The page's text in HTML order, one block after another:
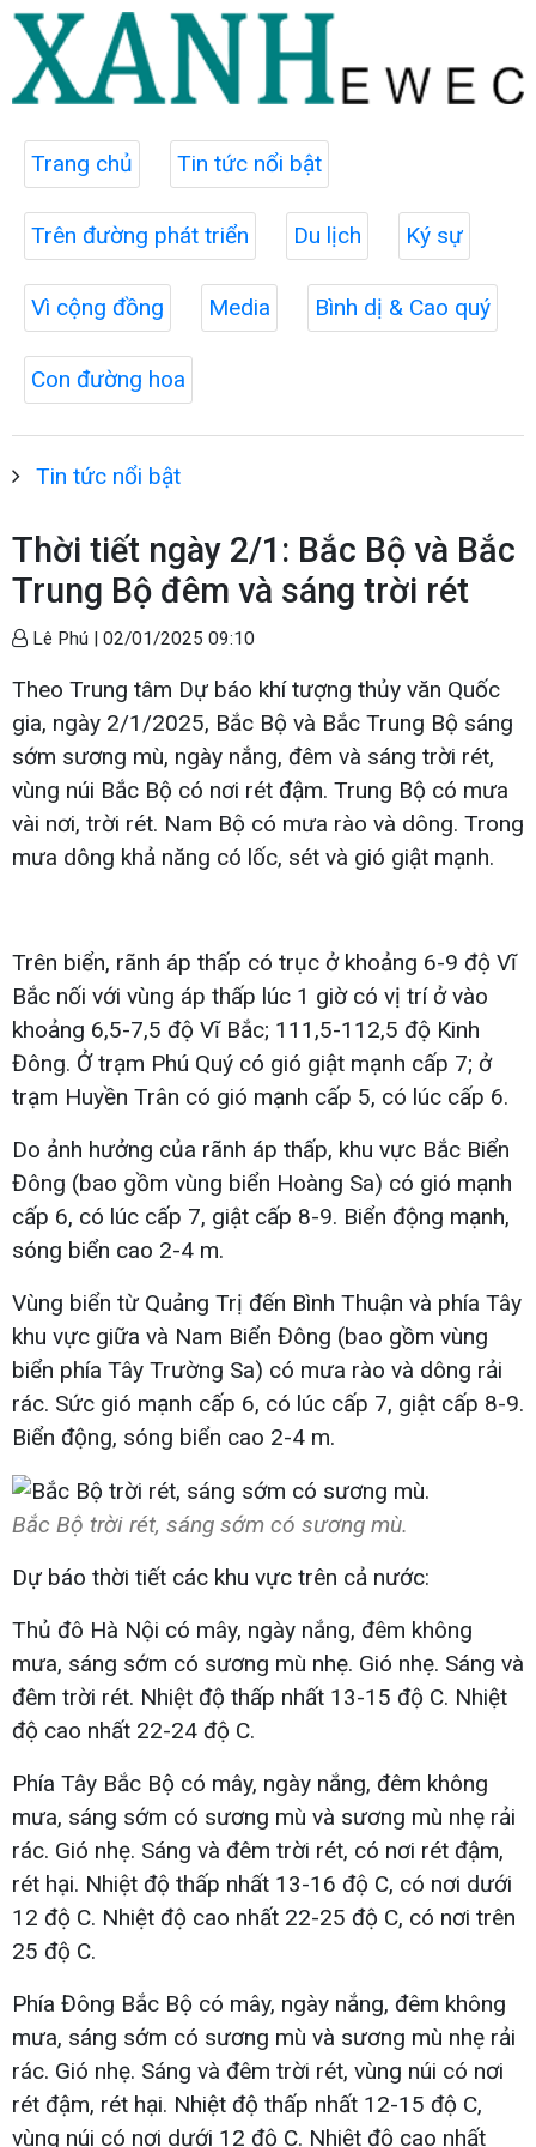
Trang chủ Tin tức nổi bật
Trên đường phát triển Du lịch Ký sự
Vì cộng đồng Media Bình dị & Cao quý
Con đường hoa
Tin tức nổi bật
Thời tiết ngày 2/1: Bắc Bộ và Bắc
Trung Bộ đêm và sáng trời rét
Lê Phú | 02/01/2025 09:10
Theo Trung tâm Dự báo khí tượng thủy văn Quốc
gia, ngày 2/1/2025, Bắc Bộ và Bắc Trung Bộ sáng
sớm sương mù, ngày nắng, đêm và sáng trời rét,
vùng núi Bắc Bộ có nơi rét đậm. Trung Bộ có mưa
vài nơi, trời rét. Nam Bộ có mưa rào và dông. Trong
mưa dông khả năng có lốc, sét và gió giật mạnh.
Trên biển, rãnh áp thấp có trục ở khoảng 6-9 độ Vĩ
Bắc nối với vùng áp thấp lúc 1 giờ có vị trí ở vào
khoảng 6,5-7,5 độ Vĩ Bắc; 111,5-112,5 độ Kinh
Đông. Ở trạm Phú Quý có gió giật mạnh cấp 7; ở
trạm Huyền Trân có gió mạnh cấp 5, có lúc cấp 6.
Do ảnh hưởng của rãnh áp thấp, khu vực Bắc Biển
Đông (bao gồm vùng biển Hoàng Sa) có gió mạnh
cấp 6, có lúc cấp 7, giật cấp 8-9. Biển động mạnh,
sóng biển cao 2-4 m.
Vùng biển từ Quảng Trị đến Bình Thuận và phía Tây
khu vực giữa và Nam Biển Đông (bao gồm vùng
biển phía Tây Trường Sa) có mưa rào và dông rải
rác. Sức gió mạnh cấp 6, có lúc cấp 7, giật cấp 8-9.
Biển động, sóng biển cao 2-4 m.
Bắc Bộ trời rét, sáng sớm có sương mù.
Dự báo thời tiết các khu vực trên cả nước:
Thủ đô Hà Nội có mây, ngày nắng, đêm không
mưa, sáng sớm có sương mù nhẹ. Gió nhẹ. Sáng và
đêm trời rét. Nhiệt độ thấp nhất 13-15 độ C. Nhiệt
độ cao nhất 22-24 độ C.
Phía Tây Bắc Bộ có mây, ngày nắng, đêm không
mưa, sáng sớm có sương mù và sương mù nhẹ rải
rác. Gió nhẹ. Sáng và đêm trời rét, có nơi rét đậm,
rét hại. Nhiệt độ thấp nhất 13-16 độ C, có nơi dưới
12 độ C. Nhiệt độ cao nhất 22-25 độ C, có nơi trên
25 độ C.
Phía Đông Bắc Bộ có mây, ngày nắng, đêm không
mưa, sáng sớm có sương mù và sương mù nhẹ rải
rác. Gió nhẹ. Sáng và đêm trời rét, vùng núi có nơi
rét đậm, rét hại. Nhiệt độ thấp nhất 12-15 độ C,
vùng núi có nơi dưới 12 độ C. Nhiệt độ cao nhất